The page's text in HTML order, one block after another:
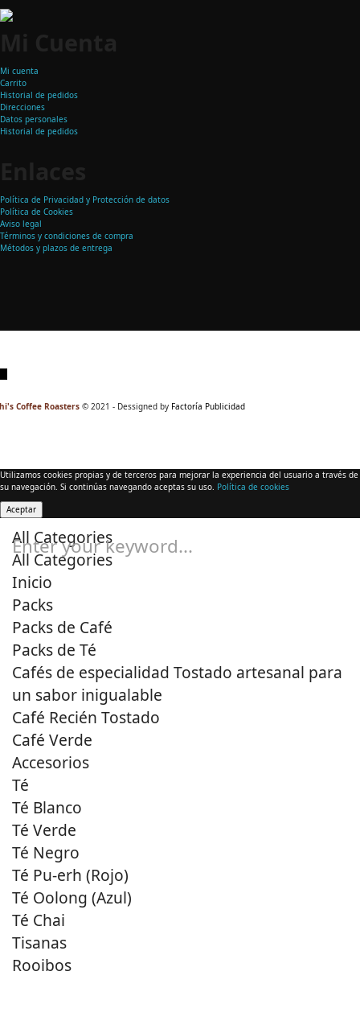
Mi cuenta
Carrito
Historial de pedidos
Direcciones
Datos personales
Historial de pedidos
Política de Privacidad y Protección de datos
Política de Cookies
Aviso legal
Términos y condiciones de compra
Métodos y plazos de entrega
Coffee Roasters © 2021 - Dessigned by Factoría Publicidad
Utilizamos cookies propias y de terceros para mejorar la experiencia del usuario a través de
su navegación. Si continúas navegando aceptas su uso. Política de cookies
Aceptar
All Categories
All Categories
Inicio
Packs
Packs de Café
Packs de Té
Cafés de especialidad Tostado artesanal para
un sabor inigualable
Café Recién Tostado
Café Verde
Accesorios
Té
Té Blanco
Té Verde
Té Negro
Té Pu-erh (Rojo)
Té Oolong (Azul)
Té Chai
Tisanas
Rooibos
Enter your keyword...